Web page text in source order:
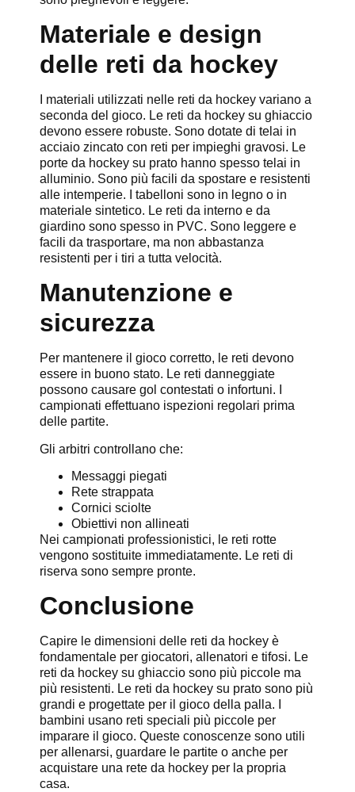
Materiale e design
delle reti da hockey
I materiali utilizzati nelle reti da hockey variano a
seconda del gioco. Le reti da hockey su ghiaccio
devono essere robuste. Sono dotate di telai in
acciaio zincato con reti per impieghi gravosi. Le
porte da hockey su prato hanno spesso telai in
alluminio. Sono più facili da spostare e resistenti
alle intemperie. I tabelloni sono in legno o in
materiale sintetico. Le reti da interno e da
giardino sono spesso in PVC. Sono leggere e
facili da trasportare, ma non abbastanza
resistenti per i tiri a tutta velocità.
Manutenzione e
sicurezza
Per mantenere il gioco corretto, le reti devono
essere in buono stato. Le reti danneggiate
possono causare gol contestati o infortuni. I
campionati effettuano ispezioni regolari prima
delle partite.
Gli arbitri controllano che:
Messaggi piegati
Rete strappata
Cornici sciolte
Obiettivi non allineati
Nei campionati professionistici, le reti rotte
vengono sostituite immediatamente. Le reti di
riserva sono sempre pronte.
Conclusione
Capire le dimensioni delle reti da hockey è
fondamentale per giocatori, allenatori e tifosi. Le
reti da hockey su ghiaccio sono più piccole ma
più resistenti. Le reti da hockey su prato sono più
grandi e progettate per il gioco della palla. I
bambini usano reti speciali più piccole per
imparare il gioco. Queste conoscenze sono utili
per allenarsi, guardare le partite o anche per
acquistare una rete da hockey per la propria
casa.